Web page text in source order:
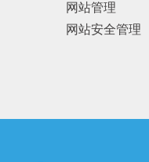
网站管理
网站安全管理